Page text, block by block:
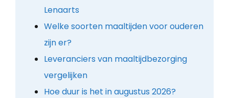
Lenaarts
Welke soorten maaltijden voor ouderen
zijn er?
Leveranciers van maaltijdbezorging
vergelijken
Hoe duur is het in augustus 2026?